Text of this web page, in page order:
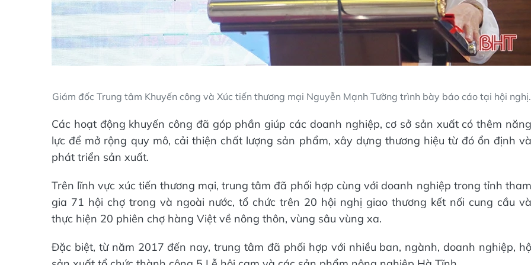
Giám đốc Trung tâm Khuyến công và Xúc tiến thương mại Nguyễn Mạnh Tường trình bày báo cáo tại hội nghị.
Các hoạt động khuyến công đã góp phần giúp các doanh nghiệp, cơ sở sản xuất có thêm năng
lực để mở rộng quy mô, cải thiện chất lượng sản phẩm, xây dựng thương hiệu từ đó ổn định và
phát triển sản xuất.
Trên lĩnh vực xúc tiến thương mại, trung tâm đã phối hợp cùng với doanh nghiệp trong tỉnh tham
gia 71 hội chợ trong và ngoài nước, tổ chức trên 20 hội nghị giao thương kết nối cung cầu và
thực hiện 20 phiên chợ hàng Việt về nông thôn, vùng sâu vùng xa.
Đặc biệt, từ năm 2017 đến nay, trung tâm đã phối hợp với nhiều ban, ngành, doanh nghiệp, hộ